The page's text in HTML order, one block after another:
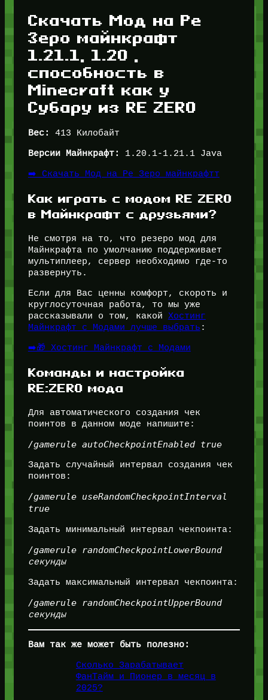
Скачать Мод на Ре
Зеро майнкрафт
1.21.1, 1.20 ,
способность в
Minecraft как у
Субару из RE ZERO
Вес: 413 Килобайт
Версии Майнкрафт: 1.20.1-1.21.1 Java
➡️ Скачать Мод на Ре Зеро майнкрафтт
Как играть с модом RE ZERO
в Майнкрафт с друзьями?
Не смотря на то, что резеро мод для
Майнкрафта по умолчанию поддерживает
мультиплеер, сервер необходимо где-то
развернуть.
Если для Вас ценны комфорт, скороть и
круглосуточная работа, то мы уже
рассказывали о том, какой Хостинг
Майнкрафт с Модами лучше выбрать :
➡️🎁 Хостинг Майнкрафт с Модами
Команды и настройка
RE:ZERO мода
Для автоматического создания чек
поинтов в данном моде напишите:
/gamerule autoCheckpointEnabled true
Задать случайный интервал создания чек
поинтов:
/gamerule useRandomCheckpointInterval
true
Задать минимальный интервал чекпоинта:
/gamerule randomCheckpointLowerBound
секунды
Задать максимальный интервал чекпоинта:
/gamerule randomCheckpointUpperBound
секунды
Вам так же может быть полезно:
Сколько Зарабатывает
ФанТайм и Пионер в месяц в
2025?